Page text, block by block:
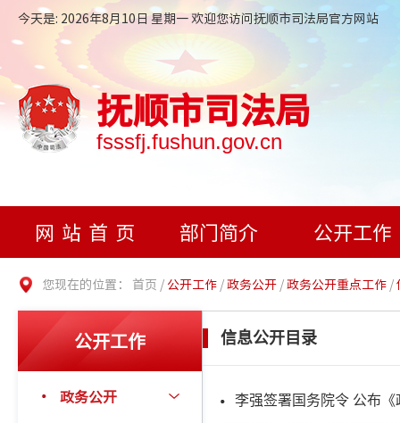
今天是: 2026年8月10日 星期一 欢迎您访问抚顺市司法局官方网站
抚顺市司法局
fsssfj.fushun.gov.cn
网站首页 部门简介 公开工作
您现在的位置： 首页 / 公开工作 /政务公开 /政务公开重点工作 /
公开工作
政务公开
信息公开目录
李强签署国务院令 公布